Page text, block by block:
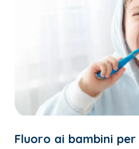
Fluoro ai bambini